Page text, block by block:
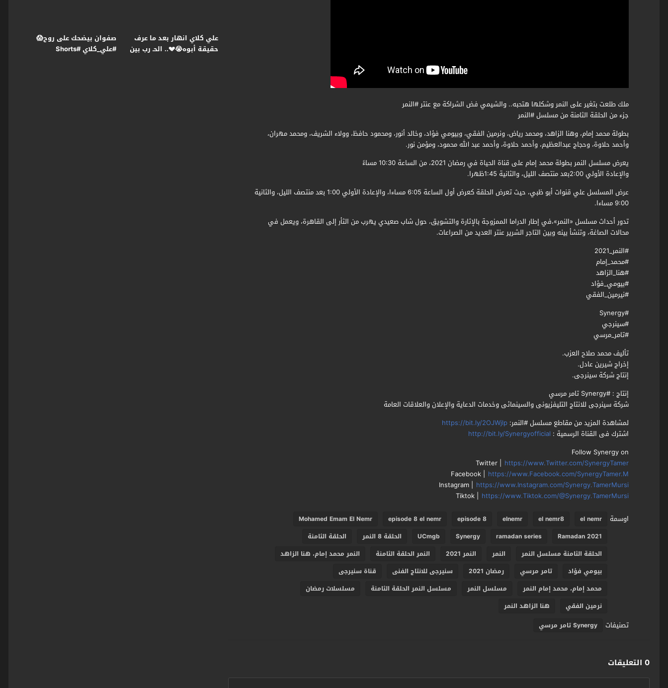
ملك طلعت بتغير على النمر وشكلها هتحبه.. والشيمي فض الشراكة مع عنتر #النمر
جزء من الحلقة الثامنة من مسلسل #النمر
بطولة محمد إمام، وهنا الزاهد، ومحمد رياض، ونرمين الفقي، وبيومي فؤاد، وخالد أنور، ومحمود حافظ، وولاء الشريف، ومحمد مهران،
وأحمد حلاوة، وحجاج عبدالعظيم، وأحمد حلاوة، وأحمد عبد الله محمود، ومؤمن نور.
يعرض مسلسل النمر بطولة محمد إمام على قناة الحياة في رمضان 2021، من الساعة 10:30 مساءً
والإعادة الأولي 2:00بعد منتصف الليل، والثانية 1:45ظهرا.
عرض المسلسل علي قنوات أبو ظبي، حيث تعرض الحلقة كعرض أول الساعة 6:05 مساءا، والإعادة الأولي 1:00 بعد منتصف الليل، والثانية
9:00 مساءا.
تدور أحداث مسلسل «النمر»،في إطار الدراما الممزوجة بالإثارة والتشويق، حول شاب صعيدي يهرب من الثأر إلى القاهرة، ويعمل في
محالات الصاغة، وتنشأ بينه وبين التاجر الشرير عنتر العديد من الصراعات.
#النمر_2021
#محمد_إمام
#هنا_الزاهد
#بيومي_فؤاد
#نيرمين_الفقي
#Synergy
#سينرجي
#تامر_مرسي
تأليف محمد صلاح العزب.
إخراج شيرين عادل.
إنتاج شركة سينرجى.
إنتاج : #Synergy تامر مرسي
شركة سينرجى للانتاج التليفزيونى والسينمائى وخدمات الدعاية والإعلان والعلاقات العامة
لمشاهدة المزيد من مقاطع مسلسل #النمر:https://bit.ly/2OJWjlp
اشترك فى القناة الرسمية : http://bit.ly/Synergyofficial
Follow Synergy on
Twitter | https://www.Twitter.com/SynergyTamer
Facebook | https://www.Facebook.com/SynergyTamer.M
Instagram | https://www.Instagram.com/Synergy.TamerMursi
Tiktok | https://www.Tiktok.com/@Synergy.TamerMursi
اوسمة
el nemr
el nemr8
elnemr
episode 8
episode 8 el nemr
Mohamed Emam El Nemr
Ramadan 2021
ramadan series
Synergy
UCmgb الحلقة 8 النمر
الحلقة الثامنة
الحلقة الثامنة مسلسل النمر
النمر النمر 2021 النمر الحلقة الثامنة
النمر محمد إمام، هنا الزاهد
بيومي فؤاد
تامر مرسي رمضان 2021 سنيرجى للانتاج الفنى
قناة سنيرجى
محمد إمام، محمد إمام النمر
مسلسل النمر مسلسل النمر الحلقة الثامنة
مسلسلات رمضان
نرمين الفقي
هنا الزاهد النمر
تصنيفات Synergy تامر مرسي
0 التعليقات
علي كلاي انهار بعد ما عرف
حقيقة أبوه😭💔.. الحـ رب بين
صفوان بيضحك على روح😱
#علي_كلاي #Shorts